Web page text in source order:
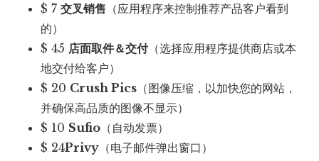
$ 7交叉销售 （应用程序来控制推荐产品客户看到
的）
$ 45 店面取件＆交付（选择应用程序提供商店或本
地交付给客户）
$ 20 Crush Pics （图像压缩，以加快您的网站，
并确保高品质的图像不显示）
$ 10 Sufio （自动发票）
$ 24Privy （电子邮件弹出窗口）